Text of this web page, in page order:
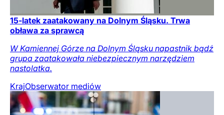
15-latek zaatakowany na Dolnym Śląsku. Trwa
obława za sprawcą
W Kamiennej Górze na Dolnym Śląsku napastnik bądź
grupa zaatakowała niebezpiecznym narzędziem
nastolatka.
KrajObserwator mediów